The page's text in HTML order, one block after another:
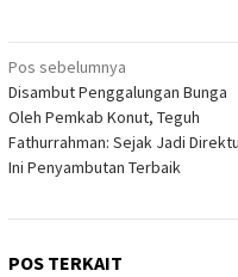
Navigasi
pos
Pos sebelumnya
Disambut Penggalungan Bunga
Oleh Pemkab Konut, Teguh
Fathurrahman: Sejak Jadi
Ini Penyambutan Terbaik
POS TERKAIT